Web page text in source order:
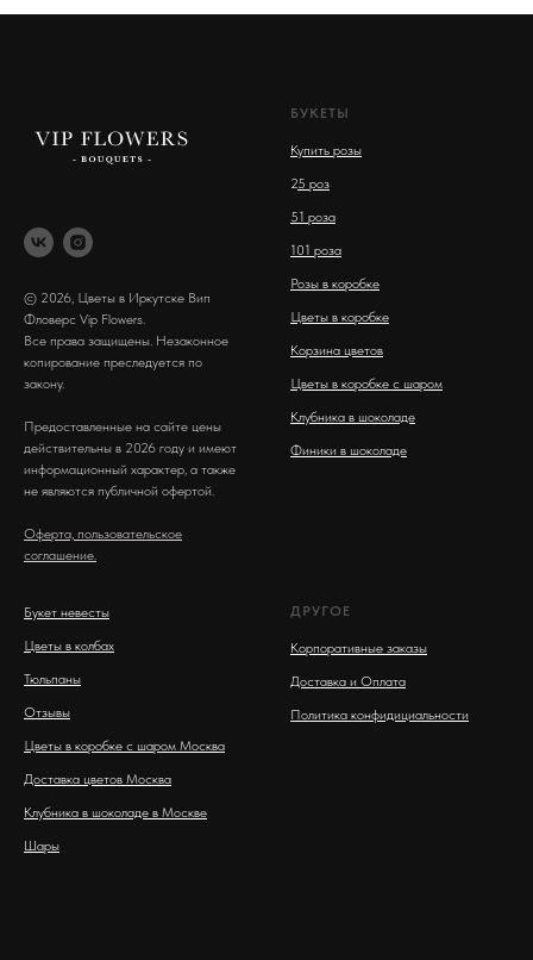
© 2026, Цветы в Иркутске Вип
Фловерс Vip Flowers.
Все права защищены. Незаконное
копирование преследуется по
закону.
Предоставленные на сайте цены
действительны в 2026 году и имеют
информационный характер, а также
не являются публичной офертой.
Оферта, пользовательское
соглашение.
БУКЕТЫ
Купить розы
25 роз
51 роза
101 роза
Розы в коробке
Цветы в коробке
Корзина цветов
Цветы в коробке с шаром
Клубника в шоколаде
Финики в шоколаде
Букет невесты
Цветы в колбах
Тюльпаны
Отзывы
Цветы в коробке с шаром Москва
Доставка цветов Москва
Клубника в шоколаде в Москве
Шары
ДРУГОЕ
Корпоративные заказы
Доставка и Оплата
Политика конфидициальности